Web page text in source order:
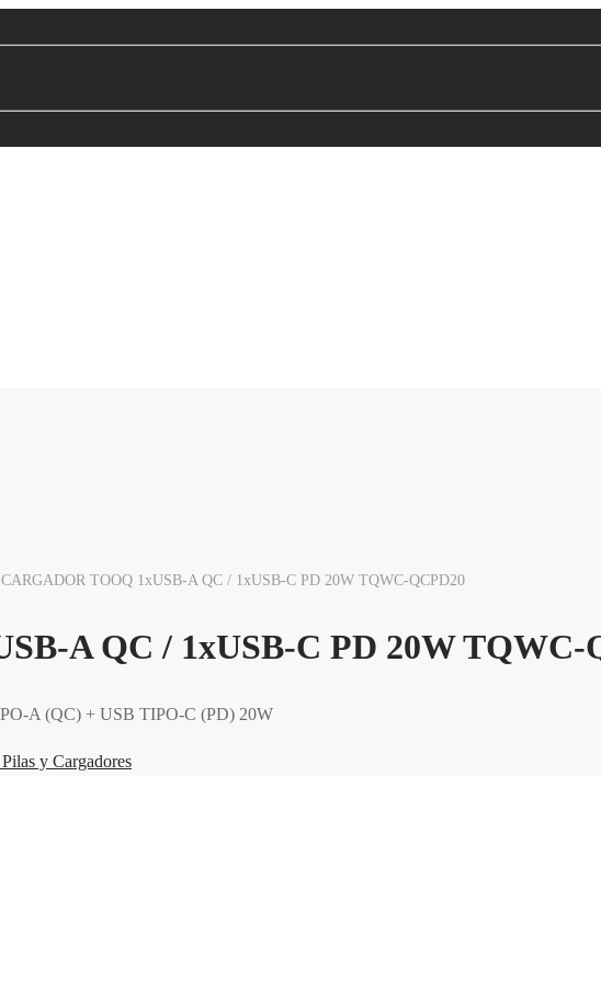
TOOQ 1xUSB-A QC / 1xUSB-C PD 20W TQWC-QCPD20
A QC / 1xUSB-C PD 20W TQWC-
A (QC) + USB TIPO-C (PD) 20W
y Cargadores